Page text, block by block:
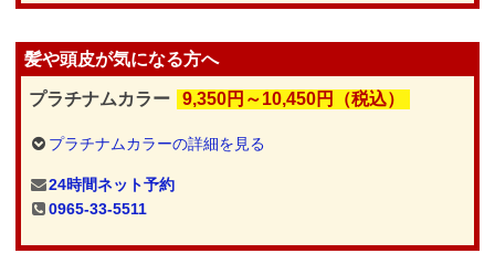
髪や頭皮が気になる方へ
プラチナムカラー 9,350円～10,450円（税込）
プラチナムカラーの詳細を見る
24時間ネット予約
0965-33-5511